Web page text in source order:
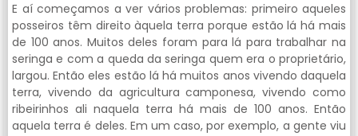
E aí começamos a ver vários problemas: primeiro aqueles
posseiros têm direito àquela terra porque estão lá há mais
de 100 anos. Muitos deles foram para lá para trabalhar na
seringa e com a queda da seringa quem era o proprietário,
largou. Então eles estão lá há muitos anos vivendo daquela
terra, vivendo da agricultura camponesa, vivendo como
ribeirinhos ali naquela terra há mais de 100 anos. Então
aquela terra é deles. Em um caso, por exemplo, a gente viu